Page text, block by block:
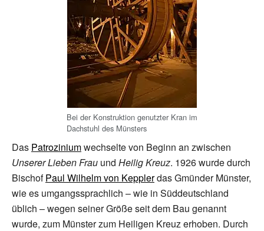
Bei der Konstruktion genutzter Kran im
Dachstuhl des Münsters
Das Patroziniumwechselte von Beginn an zwischen
Unserer Lieben Frau und Heilig Kreuz. 1926 wurde durch
BischofPaul Wilhelm von Kepplerdas Gmünder Münster,
wie es umgangssprachlich – wie in Süddeutschland
üblich – wegen seiner Größe seit dem Bau genannt
wurde, zum Münster zum Heiligen Kreuz erhoben. Durch